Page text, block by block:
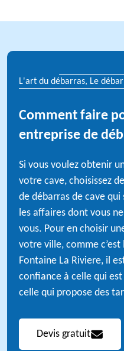
L'art du débarras, Le
Comment faire
entreprise de
Si vous voulez obtenir
votre cave, choisissez
de débarras de cave
les affaires dont vous
vous. Pour en choisir
votre ville, comme c’est
Fontaine La Riviere, il
confiance à celle qui
celle qui propose des
Devis gratuit